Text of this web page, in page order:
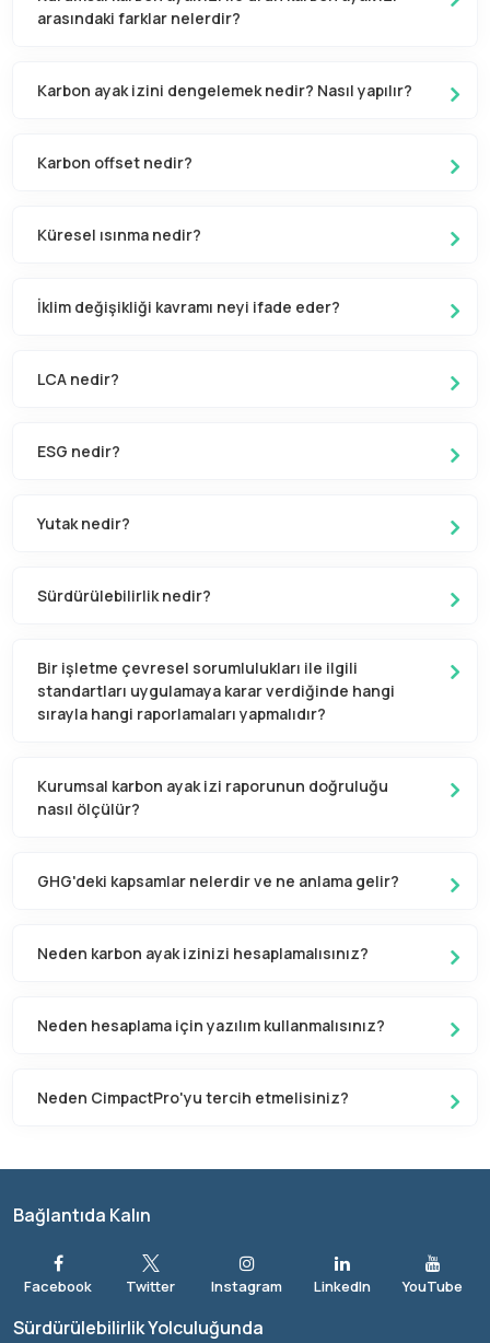
arasındaki farklar nelerdir?
Karbon ayak izini dengelemek nedir? Nasıl yapılır?
Karbon offset nedir?
Küresel ısınma nedir?
İklim değişikliği kavramı neyi ifade eder?
LCA nedir?
ESG nedir?
Yutak nedir?
Sürdürülebilirlik nedir?
Bir işletme çevresel sorumlulukları ile ilgili
standartları uygulamaya karar verdiğinde hangi
sırayla hangi raporlamaları yapmalıdır?
Kurumsal karbon ayak izi raporunun doğruluğu
nasıl ölçülür?
GHG'deki kapsamlar nelerdir ve ne anlama gelir?
Neden karbon ayak izinizi hesaplamalısınız?
Neden hesaplama için yazılım kullanmalısınız?
Neden CimpactPro'yu tercih etmelisiniz?
Bağlantıda Kalın
Sürdürülebilirlik Yolculuğunda